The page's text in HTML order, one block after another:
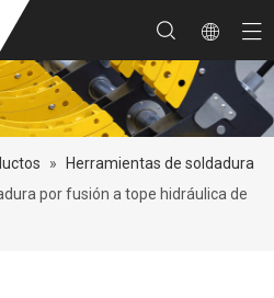
»
Herramientas de soldadura
por fusión a tope hidráulica de